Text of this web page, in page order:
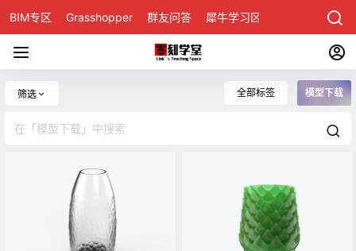
BIM专区 Grasshopper 群友问答 犀牛学习区
筛选 全部标签 模型下载